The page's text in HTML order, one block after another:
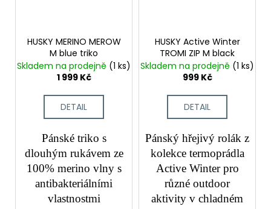
HUSKY MERINO MEROW
M blue triko
Skladem na prodejně (1 ks)
1 999 Kč
DETAIL
Pánské triko s
dlouhým rukávem ze
100% merino vlny s
antibakteriálními
vlastnostmi
HUSKY Active Winter
TROMI ZIP M black
Skladem na prodejně (1 ks)
999 Kč
DETAIL
Pánský hřejivý rolák z
kolekce termoprádla
Active Winter pro
různé outdoor
aktivity v chladném